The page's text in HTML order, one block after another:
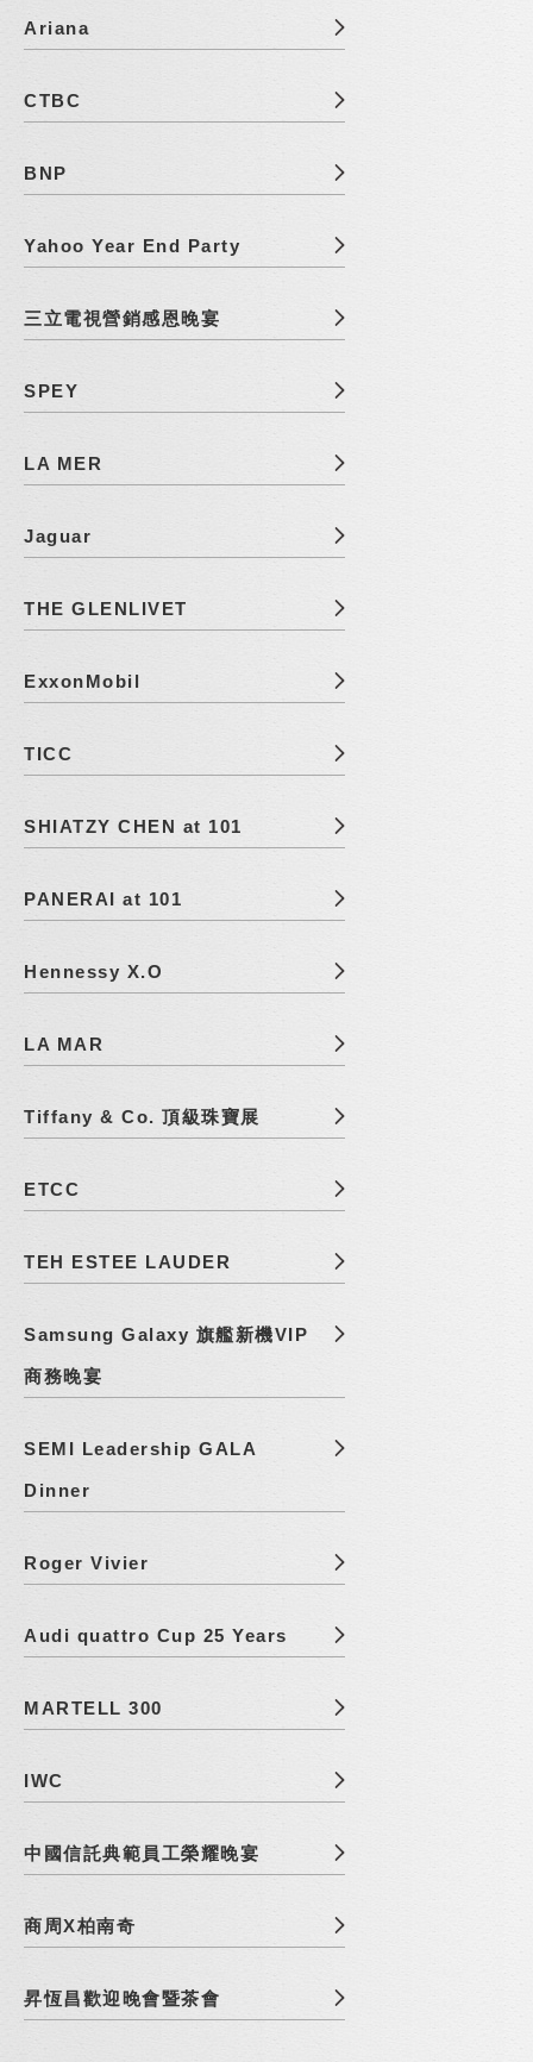
Ariana
CTBC
BNP
Yahoo Year End Party
三立電視營銷感恩晚宴
SPEY
LA MER
Jaguar
THE GLENLIVET
ExxonMobil
TICC
SHIATZY CHEN at 101
PANERAI at 101
Hennessy X.O
LA MAR
Tiffany & Co. 頂級珠寶展
ETCC
TEH ESTEE LAUDER
Samsung Galaxy 旗艦新機VIP
商務晚宴
SEMI Leadership GALA
Dinner
Roger Vivier
Audi quattro Cup 25 Years
MARTELL 300
IWC
中國信託典範員工榮耀晚宴
商周X柏南奇
昇恆昌歡迎晚會暨茶會